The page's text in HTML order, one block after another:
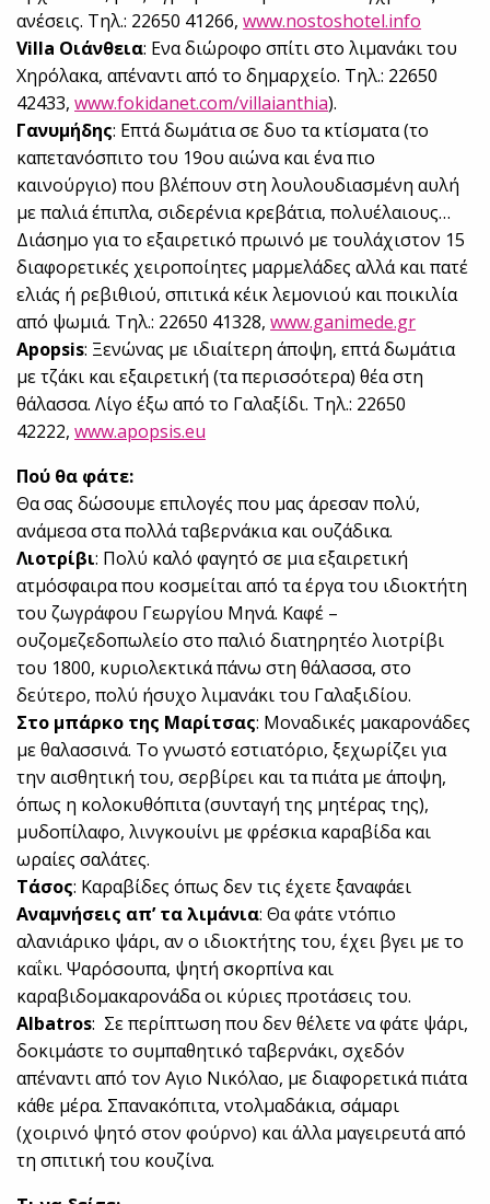
ανέσεις. Τηλ.: 22650 41266,www.nostoshotel.info
Villa Οιάνθεια: Ενα διώροφο σπίτι στο λιμανάκι του
Χηρόλακα, απέναντι από το δημαρχείο. Τηλ.: 22650
42433,www.fokidanet.com/villaianthia).
Γανυμήδης: Επτά δωμάτια σε δυο τα κτίσματα (το
καπετανόσπιτο του 19ου αιώνα και ένα πιο
καινούργιο) που βλέπουν στη λουλουδιασμένη αυλή
με παλιά έπιπλα, σιδερένια κρεβάτια, πολυέλαιους…
Διάσημο για το εξαιρετικό πρωινό με τουλάχιστον 15
διαφορετικές χειροποίητες μαρμελάδες αλλά και πατέ
ελιάς ή ρεβιθιού, σπιτικά κέικ λεμονιού και ποικιλία
από ψωμιά. Τηλ.: 22650 41328,www.ganimede.gr
Apopsis: Ξενώνας με ιδιαίτερη άποψη, επτά δωμάτια
με τζάκι και εξαιρετική (τα περισσότερα) θέα στη
θάλασσα. Λίγο έξω από το Γαλαξίδι. Τηλ.: 22650
42222,www.apopsis.eu
Πού θα φάτε:
Θα σας δώσουμε επιλογές που μας άρεσαν πολύ,
ανάμεσα στα πολλά ταβερνάκια και ουζάδικα.
Λιοτρίβι: Πολύ καλό φαγητό σε μια εξαιρετική
ατμόσφαιρα που κοσμείται από τα έργα του ιδιοκτήτη
του ζωγράφου Γεωργίου Μηνά. Καφέ –
ουζομεζεδοπωλείο στο παλιό διατηρητέο λιοτρίβι
του 1800, κυριολεκτικά πάνω στη θάλασσα, στο
δεύτερο, πολύ ήσυχο λιμανάκι του Γαλαξιδίου.
Στο μπάρκο της Μαρίτσας: Μοναδικές μακαρονάδες
με θαλασσινά. Το γνωστό εστιατόριο, ξεχωρίζει για
την αισθητική του, σερβίρει και τα πιάτα με άποψη,
όπως η κολοκυθόπιτα (συνταγή της μητέρας της),
μυδοπίλαφο, λινγκουίνι με φρέσκια καραβίδα και
ωραίες σαλάτες.
Τάσος: Καραβίδες όπως δεν τις έχετε ξαναφάει
Αναμνήσεις απ’ τα λιμάνια: Θα φάτε ντόπιο
αλανιάρικο ψάρι, αν ο ιδιοκτήτης του, έχει βγει με το
καΐκι. Ψαρόσουπα, ψητή σκορπίνα και
καραβιδομακαρονάδα οι κύριες προτάσεις του.
Albatros: Σε περίπτωση που δεν θέλετε να φάτε ψάρι,
δοκιμάστε το συμπαθητικό ταβερνάκι, σχεδόν
απέναντι από τον Αγιο Νικόλαο, με διαφορετικά πιάτα
κάθε μέρα. Σπανακόπιτα, ντολμαδάκια, σάμαρι
(χοιρινό ψητό στον φούρνο) και άλλα μαγειρευτά από
τη σπιτική του κουζίνα.